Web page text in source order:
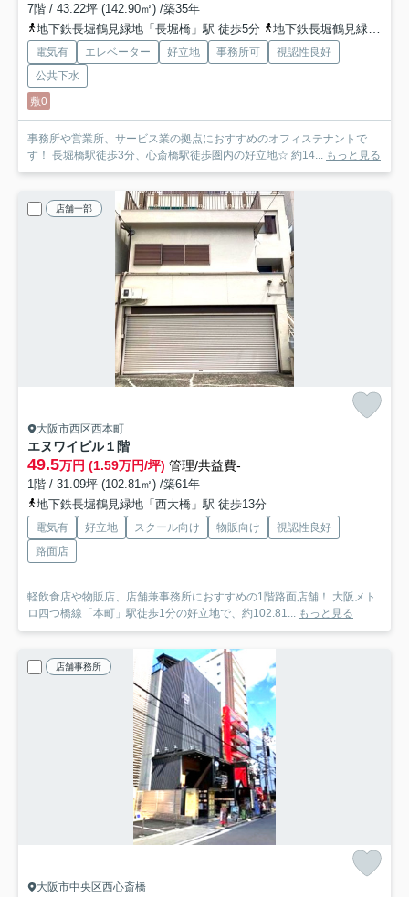
7階 / 43.22坪 (142.90㎡) /築35年
地下鉄長堀鶴見緑地「長堀橋」駅 徒歩5分
地下鉄長堀鶴見緑地「松屋町」駅 徒歩9分
電気有 エレベーター 好立地 事務所可
視認性良好
公共下水
敷0
事務所や営業所、サービス業の拠点におすすめのオフィステナントで
す！ 長堀橋駅徒歩3分、心斎橋駅徒歩圏内の好立地☆ 約14... もっと見る
店舗一部
大阪市西区西本町
エヌワイビル１階
49.5万円 (1.59万円/坪) 管理/共益費-
1階 / 31.09坪 (102.81㎡) /築61年
地下鉄長堀鶴見緑地「西大橋」駅 徒歩13分
電気有 好立地 スクール向け 物販向け
視認性良好
路面店
軽飲食店や物販店、店舗兼事務所におすすめの1階路面店舗！ 大阪メト
ロ四つ橋線「本町」駅徒歩1分の好立地で、約102.81... もっと見る
店舗事務所
大阪市中央区西心斎橋